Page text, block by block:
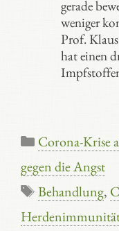
gerade
weniger
Prof.
hat einen
Kategorien
Corona-Krise
gegen die Angst
Schlagwörter
Behandlung,